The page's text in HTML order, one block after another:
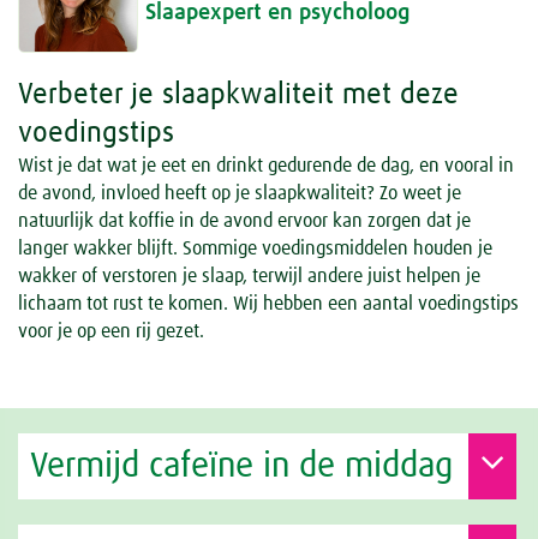
Slaapexpert en psycholoog
Verbeter je slaapkwaliteit met deze
voedingstips
Wist je dat wat je eet en drinkt gedurende de dag, en vooral in
de avond, invloed heeft op je slaapkwaliteit? Zo weet je
natuurlijk dat koffie in de avond ervoor kan zorgen dat je
langer wakker blijft. Sommige voedingsmiddelen houden je
wakker of verstoren je slaap, terwijl andere juist helpen je
lichaam tot rust te komen. Wij hebben een aantal voedingstips
voor je op een rij gezet.
Vermijd cafeïne in de middag